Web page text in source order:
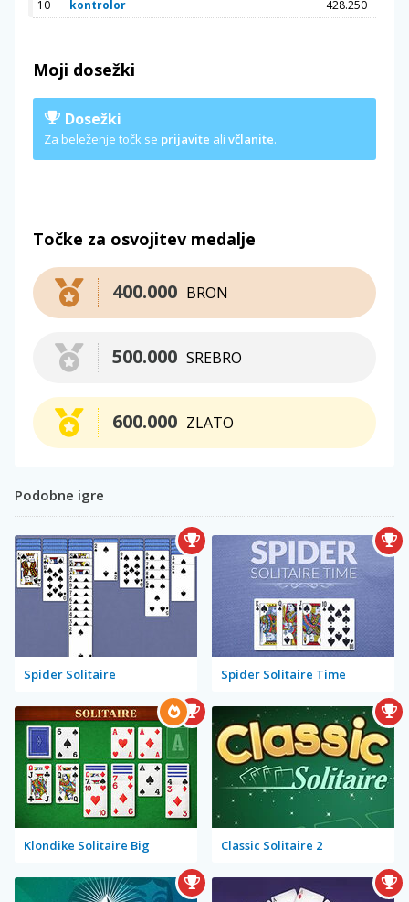
10 kontrolor 428.250
Moji dosežki
Dosežki
Za beleženje točk se prijavite ali včlanite.
Točke za osvojitev medalje
BRON
400.000
SREBRO
500.000
ZLATO
600.000
Podobne igre
Spider Solitaire Spider Solitaire Time
Klondike Solitaire Big Classic Solitaire 2